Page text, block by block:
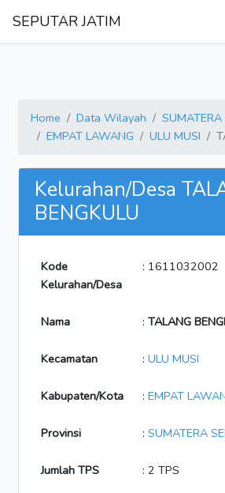
SEPUTAR JATIM
Home Data Wilayah
SUMATERA
EMPAT LAWANG
ULU MUSI
Kelurahan/Desa
BENGKULU
Kode
Kelurahan/Desa
: 1611032002
Nama : TALANG
Kecamatan : ULU MUSI
Kabupaten/Kota : EMPAT
Provinsi : SUMATERA
Jumlah TPS : 2 TPS